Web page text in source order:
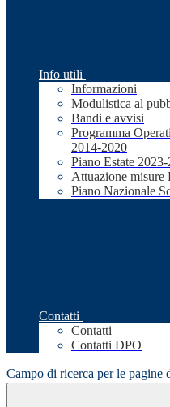
Info utili
Informazioni
Modulistica al
Bandi e avvisi
Programma
2014-2020
Piano Estate
Attuazione misure
Piano Nazionale
Contatti
Contatti
Contatti DPO
Campo di ricerca per le pagine